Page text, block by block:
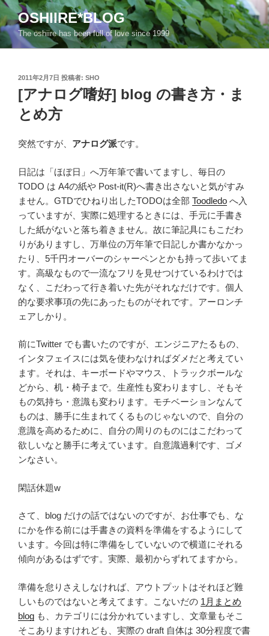
コ
ン
テ
ン
OSHIIRE*BLOG
The oshiire has been full of love since 1999
投
稿
日:
2011年2月7日 投稿者: SHO
[アナログ嗜好] blog の書き方・ま
とめ方
突然ですが、 アナログ派です。
日記は「ほぼ日」へ万年筆で書いてますし、毎日の
TODO は A4の紙や Post-it(R)へ書き出さないと気がすみ
ません。GTDでひねり出したTODOは全部 Toodledo へ入
っていますが、実際に処理するときには、手元に手書き
した紙がないと落ち着きません。故に筆記具にもこだわ
りがありますし、万単位の万年筆で日記しか書かなかっ
たり、5千円オーバーのシャーペンとかも持って歩いてま
す。高級なもので一流なフリを見せつけているわけでは
なく、こだわって行き着いた先がそれなだけです。個人
的な要求事項の先にあったものがそれです。アーロンチ
ェアしかり。
前にTwitter でも書いたのですが、エンジニアたるもの、
インタフェイスには気を使わなければダメだと考えてい
ます。それは、キーボードやマウス、トラックボールな
どから、机・椅子まで。生産性も変わりますし、そもそ
もの気持ち・意識も変わります。モチベーションなんて
ものは、勝手に生まれてくるものじゃないので、自分の
意識を高めるために、自分の周りのものにはこだわって
欲しいなと勝手に考えています。自意識過剰です、ゴメ
ンなさい。
閑話休題w
さて、blog だけの話ではないのですが、お仕事でも、な
にかを作る前には手書きの資料を準備をするようにして
います。今回は特に準備をしていないので横道にそれる
傾向があるはずです。実際、最初からずれてますから。
準備を怠りさえしなければ、アウトプットはそれほど難
しいものではないと考えてます。こないだの 1月まとめ
blog も、カテゴリには分かれていますし、文章量もそこ
そこありますけれども、実際の draft 自体は 30分程度で書